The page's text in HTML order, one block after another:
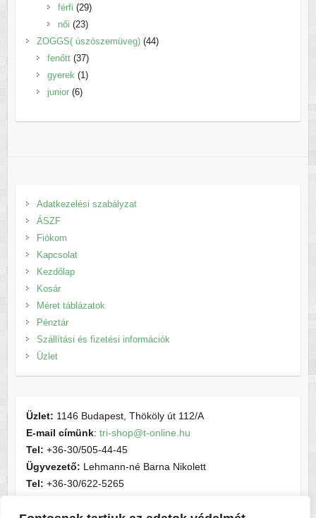
férfi 2929
termék
női 2323
termék
ZOGGS( úszószemüveg) 4444
fenőtt 3737
termék
gyerek 11
junior 66
Adatkezelési szabályzat
ÁSZF
Fiókom
Kapcsolat
Kezdőlap
Kosár
Méret táblázatok
Pénztár
Szállítási és fizetési információk
Üzlet
Üzlet: 1146 Budapest, Thököly út 112/A
E-mail címünk: tri-shop@t-online.hu
Tel: +36-30/505-44-45
Ügyvezető: Lehmann-né Barna Nikolett
Tel: +36-30/622-5265